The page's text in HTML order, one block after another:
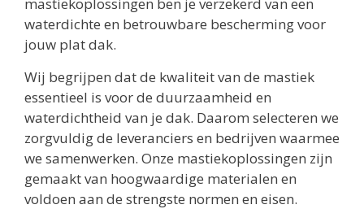
mastiekoplossingen ben je verzekerd van een
waterdichte en betrouwbare bescherming voor
jouw plat dak.
Wij begrijpen dat de kwaliteit van de mastiek
essentieel is voor de duurzaamheid en
waterdichtheid van je dak. Daarom selecteren we
zorgvuldig de leveranciers en bedrijven waarmee
we samenwerken. Onze mastiekoplossingen zijn
gemaakt van hoogwaardige materialen en
voldoen aan de strengste normen en eisen.